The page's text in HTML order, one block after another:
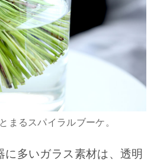
まるスパイラルブーケ。
に多いガラス素材は、透明